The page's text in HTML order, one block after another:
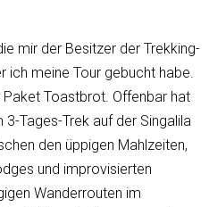
mir der Besitzer der Trekking-
ich meine Tour gebucht habe.
Toastbrot. Offenbar hat
Tages-Trek auf der Singalila
den üppigen Mahlzeiten,
und improvisierten
Wanderrouten im